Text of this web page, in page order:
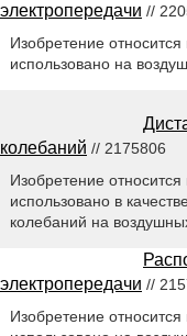
электропередачи //
Изобретение
использовано на
колебаний // 2175806
Изобретение
использовано в
колебаний на
электропередачи //
Изобретение